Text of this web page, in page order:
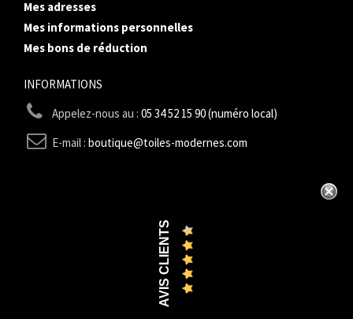
Mes adresses
Mes informations personnelles
Mes bons de réduction
INFORMATIONS
Appelez-nous au : 05 34 52 15 90 (numéro local)
E-mail : boutique@toiles-modernes.com
AVIS CLIENTS